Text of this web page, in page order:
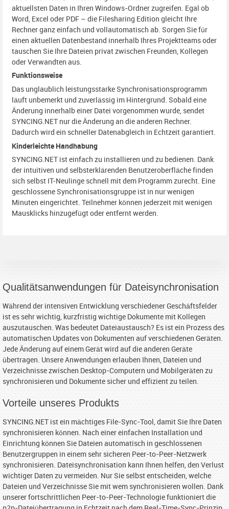
aktuellsten Daten in Ihren Windows-Ordner zugreifen. Egal ob
Word, Excel oder PDF – die Filesharing Edition gleicht Ihre
Rechner ganz einfach und vollautomatisch ab. Sorgen Sie für
einen aktuellen Datenbestand innerhalb Ihres Projektteams oder
tauschen Sie Ihre Dateien privat zwischen Freunden, Kollegen
oder Verwandten aus.
Funktionsweise
Das unglaublich leistungsstarke Synchronisationsprogramm
läuft unbemerkt und zuverlässig im Hintergrund. Sobald eine
Änderung innerhalb einer Datei vorgenommen wurde, sendet
SYNCING.NET nur die Änderung an die anderen Rechner.
Dadurch wird ein schneller Datenabgleich in Echtzeit garantiert.
Kinderleichte Handhabung
SYNCING.NET ist einfach zu installieren und zu bedienen. Dank
der intuitiven und selbsterklärenden Benutzeroberfläche finden
sich selbst IT-Neulinge schnell mit dem Programm zurecht. Eine
geschlossene Synchronisationsgruppe ist in nur wenigen
Minuten eingerichtet. Teilnehmer können jederzeit mit wenigen
Mausklicks hinzugefügt oder entfernt werden.
Qualitätsanwendungen für Dateisynchronisation
Während der intensiven Entwicklung verschiedener Geschäftsfelder
ist es sehr wichtig, kurzfristig wichtige Dokumente mit Kollegen
auszutauschen. Was bedeutet Dateiaustausch? Es ist ein Prozess des
automatischen Updates von Dokumenten auf verschiedenen Geräten.
Jede Änderung auf einem Gerät wird auf die anderen Geräte
übertragen. Unsere Anwendungen erlauben Ihnen, Dateien und
Verzeichnisse zwischen Desktop-Computern und Mobilgeräten zu
synchronisieren und Dokumente sicher und effizient zu teilen.
Vorteile unseres Produkts
SYNCING.NET ist ein mächtiges File-Sync-Tool, damit Sie Ihre Daten
synchronisieren können. Nach einer einfachen Installation und
Einrichtung können Sie Dateien automatisch in geschlossenen
Benutzergruppen in einem sehr sicheren Peer-to-Peer-Netzwerk
synchronisieren. Dateisynchronisation kann Ihnen helfen, den Verlust
wichtiger Daten zu vermeiden. Nur Sie selbst entscheiden, welche
Dateien und Verzeichnisse Sie mit wem synchronisieren wollen. Dank
unserer fortschrittlichen Peer-to-Peer-Technologie funktioniert die